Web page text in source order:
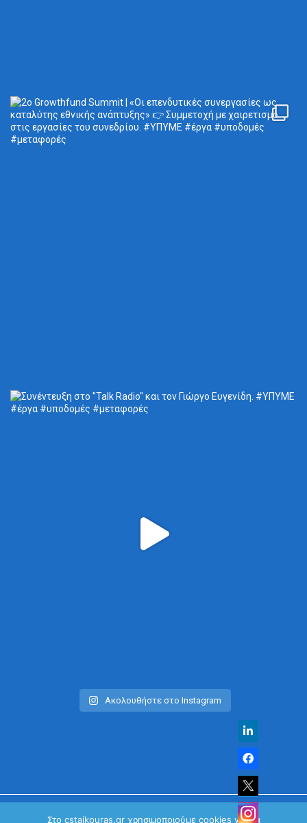
Ακολουθήστε στο Instagram
Στο cstaikouras.gr χρησιμοποιούμε cookies για να